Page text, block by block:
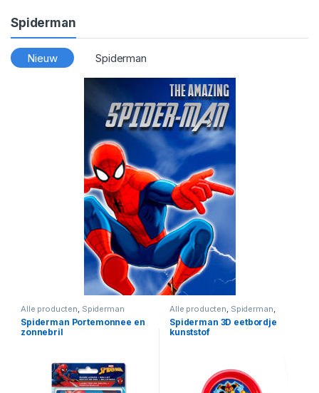
Spiderman
Nieuw Spiderman
Alle producten, Spiderman
Spiderman Portemonnee en
zonnebril
Alle producten, Spiderman,
Spiderman Eten & Drinken
Spiderman 3D eetbordje
kunststof